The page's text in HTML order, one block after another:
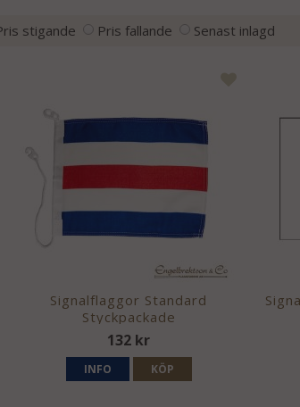
stigande Pris fallande Senast inlagd
Signalflaggor Standard
Styckpackade
132 kr
INFO KÖP